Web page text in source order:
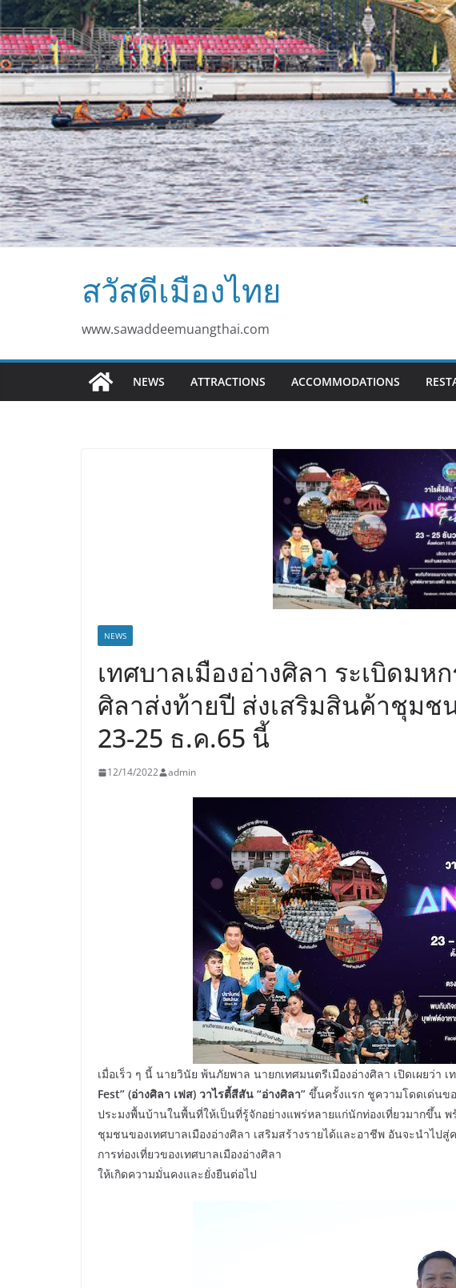
สวัสดีเมืองไทย
www.sawaddeemuangthai.com
NEWS ATTRACTIONS ACCOMMODATIONS
NEWS
เทศบาลเมืองอ่างศิลา ระเบิดมห
ศิลาส่งท้ายปี ส่งเสริมสินค้าชุม
23-25 ธ.ค.65 นี้
12/14/2022 admin
เมื่อเร็ว ๆ นี้ นายวินัย พ้นภัยพาล นายกเทศมนตรีเมืองอ่างศิลา เปิดเผยว่า
Fest” (อ่างศิลา เฟส) วาไรตี้สีสัน “อ่างศิลา” ขึ้นครั้งแรก ชูความโดดเด่นข
ประมงพื้นบ้านในพื้นที่ให้เป็นที่รู้จักอย่างแพร่หลายแก่นักท่องเที่ยวมากขึ้น พ
ชุมชนของเทศบาลเมืองอ่างศิลา เสริมสร้างรายได้และอาชีพ อันจะนำไป
การท่องเที่ยวของเทศบาลเมืองอ่างศิลา
ให้เกิดความมั่นคงและยั่งยืนต่อไป